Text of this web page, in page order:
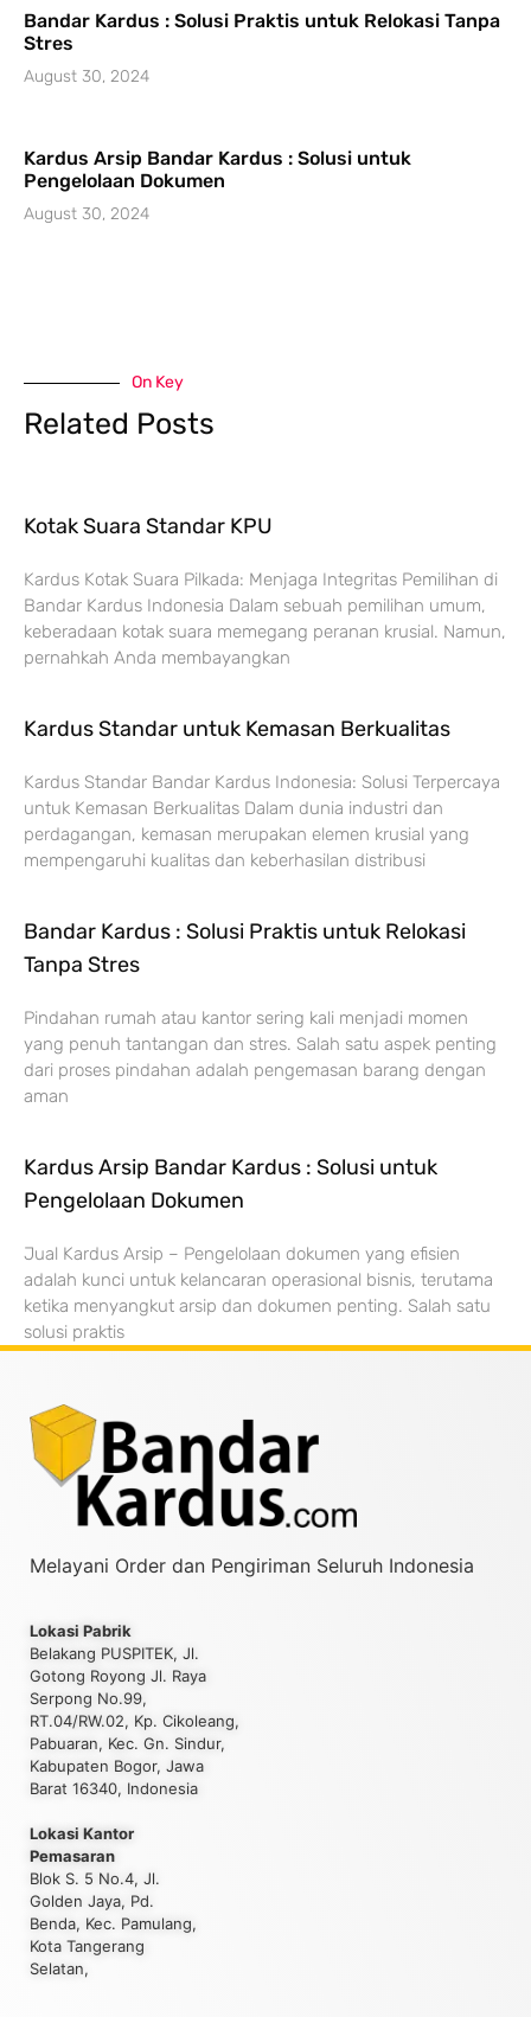
Bandar Kardus : Solusi Praktis untuk Relokasi Tanpa
Stres
August 30, 2024
Kardus Arsip Bandar Kardus : Solusi untuk
Pengelolaan Dokumen
August 30, 2024
On Key
Related Posts
Kotak Suara Standar KPU
Kardus Kotak Suara Pilkada: Menjaga Integritas Pemilihan di
Bandar Kardus Indonesia Dalam sebuah pemilihan umum,
keberadaan kotak suara memegang peranan krusial. Namun,
pernahkah Anda membayangkan
Kardus Standar untuk Kemasan Berkualitas
Kardus Standar Bandar Kardus Indonesia: Solusi Terpercaya
untuk Kemasan Berkualitas Dalam dunia industri dan
perdagangan, kemasan merupakan elemen krusial yang
mempengaruhi kualitas dan keberhasilan distribusi
Bandar Kardus : Solusi Praktis untuk Relokasi
Tanpa Stres
Pindahan rumah atau kantor sering kali menjadi momen
yang penuh tantangan dan stres. Salah satu aspek penting
dari proses pindahan adalah pengemasan barang dengan
aman
Kardus Arsip Bandar Kardus : Solusi untuk
Pengelolaan Dokumen
Jual Kardus Arsip – Pengelolaan dokumen yang efisien
adalah kunci untuk kelancaran operasional bisnis, terutama
ketika menyangkut arsip dan dokumen penting. Salah satu
solusi praktis
Melayani Order dan Pengiriman Seluruh Indonesia
Lokasi Pabrik
Belakang PUSPITEK, Jl.
Gotong Royong Jl. Raya
Serpong No.99,
RT.04/RW.02, Kp. Cikoleang,
Pabuaran, Kec. Gn. Sindur,
Kabupaten Bogor, Jawa
Barat 16340, Indonesia
Lokasi Kantor
Pemasaran
Blok S. 5 No.4, Jl.
Golden Jaya, Pd.
Benda, Kec. Pamulang,
Kota Tangerang
Selatan,